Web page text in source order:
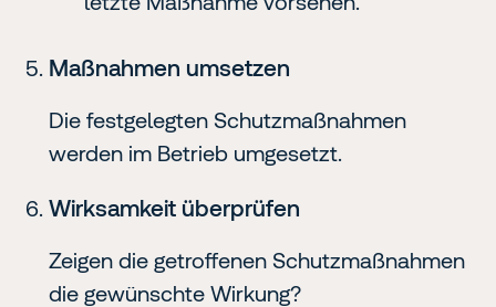
Maßnahmen umsetzen
Die festgelegten Schutzmaßnahmen
werden im Betrieb umgesetzt.
Wirksamkeit überprüfen
Zeigen die getroffenen Schutzmaßnahmen
die gewünschte Wirkung?